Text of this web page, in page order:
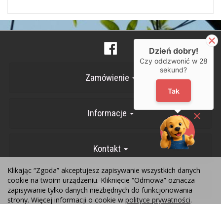
Zamówienie
Informacje
Kontakt
Kontakt
Klikając “Zgoda” akceptujesz zapisywanie wszystkich danych
cookie na twoim urządzeniu. Kliknięcie “Odmowa” oznacza
zapisywanie tylko danych niezbędnych do funkcjonowania
strony. Więcej informacji o cookie w polityce prywatności.
Dzień dobry!
Czy oddzwonić w 28
sekund?
Tak